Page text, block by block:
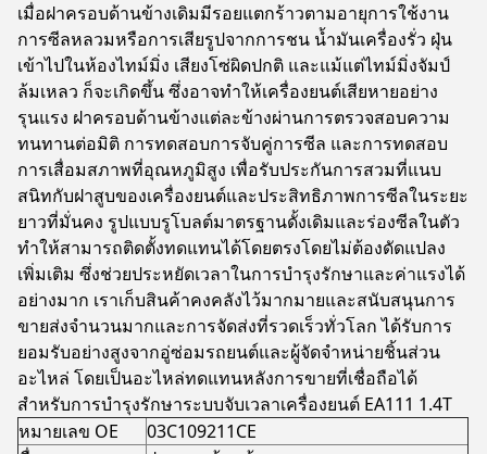
เมื่อฝาครอบด้านข้างเดิมมีรอยแตกร้าวตามอายุการใช้งาน
การซีลหลวมหรือการเสียรูปจากการชน น้ำมันเครื่องรั่ว ฝุ่น
เข้าไปในห้องไทม์มิ่ง เสียงโซ่ผิดปกติ และแม้แต่ไทม์มิ่งจัมป์
ล้มเหลว ก็จะเกิดขึ้น ซึ่งอาจทำให้เครื่องยนต์เสียหายอย่าง
รุนแรง ฝาครอบด้านข้างแต่ละข้างผ่านการตรวจสอบความ
ทนทานต่อมิติ การทดสอบการจับคู่การซีล และการทดสอบ
การเสื่อมสภาพที่อุณหภูมิสูง เพื่อรับประกันการสวมที่แนบ
สนิทกับฝาสูบของเครื่องยนต์และประสิทธิภาพการซีลในระยะ
ยาวที่มั่นคง รูปแบบรูโบลต์มาตรฐานดั้งเดิมและร่องซีลในตัว
ทำให้สามารถติดตั้งทดแทนได้โดยตรงโดยไม่ต้องดัดแปลง
เพิ่มเติม ซึ่งช่วยประหยัดเวลาในการบำรุงรักษาและค่าแรงได้
อย่างมาก เราเก็บสินค้าคงคลังไว้มากมายและสนับสนุนการ
ขายส่งจำนวนมากและการจัดส่งที่รวดเร็วทั่วโลก ได้รับการ
ยอมรับอย่างสูงจากอู่ซ่อมรถยนต์และผู้จัดจำหน่ายชิ้นส่วน
อะไหล่ โดยเป็นอะไหล่ทดแทนหลังการขายที่เชื่อถือได้
สำหรับการบำรุงรักษาระบบจับเวลาเครื่องยนต์ EA111 1.4T
หมายเลข OE
03C109211CE